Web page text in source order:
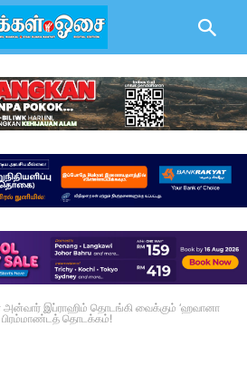
அன்வார் இப்ராஹிம் தொடங்கி வைக்கும் ‘ஹவானா
பிரம்மாண்டத் தொடக்கம்!